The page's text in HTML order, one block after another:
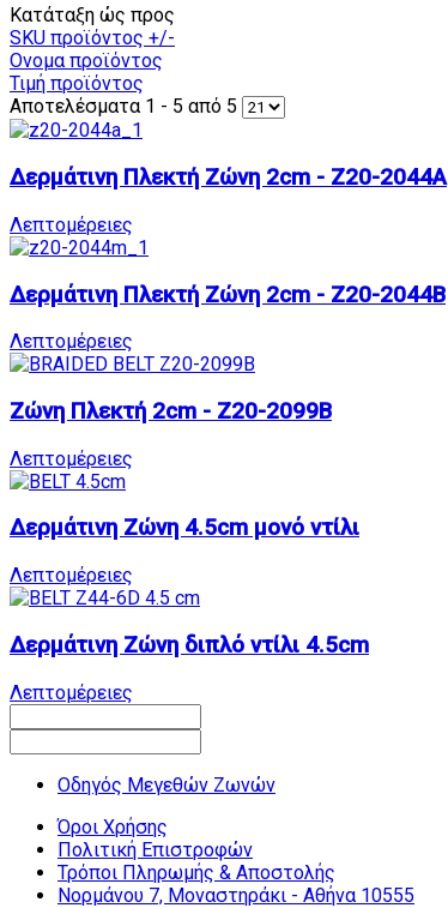
Κατάταξη ώς προς
SKU προϊόντος +/-
Ονομα προϊόντος
Τιμή προϊόντος
Αποτελέσματα 1 - 5 από 5
Δερμάτινη Πλεκτή Ζώνη 2cm - Z20-2044A
Λεπτομέρειες
Δερμάτινη Πλεκτή Ζώνη 2cm - Z20-2044B
Λεπτομέρειες
Ζώνη Πλεκτή 2cm - Z20-2099B
Λεπτομέρειες
Δερμάτινη Ζώνη 4.5cm μονό ντίλι
Λεπτομέρειες
Δερμάτινη Ζώνη διπλό ντίλι 4.5cm
Λεπτομέρειες
Οδηγός Μεγεθών Ζωνών
Όροι Χρήσης
Πολιτική Επιστροφών
Τρόποι Πληρωμής & Αποστολής
Νορμάνου 7, Μοναστηράκι - Αθήνα 10555